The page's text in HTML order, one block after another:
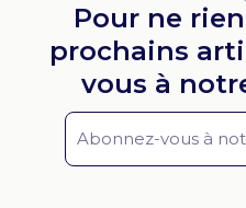
Pour ne
prochains
vous à